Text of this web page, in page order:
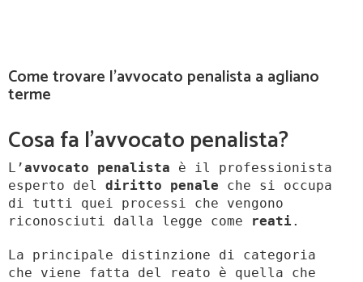
Come trovare l'avvocato penalista a agliano
terme
Cosa fa l’avvocato penalista?
L’avvocato penalista è il professionista
esperto del diritto penale che si occupa
di tutti quei processi che vengono
riconosciuti dalla legge come
reati .
La principale distinzione di categoria
che viene fatta del reato è quella che